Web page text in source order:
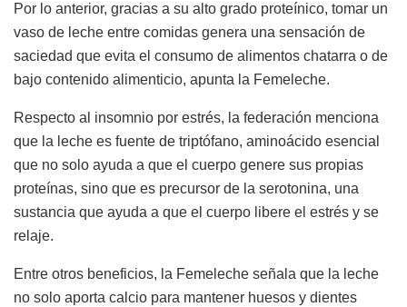
Por lo anterior, gracias a su alto grado proteínico, tomar un
vaso de leche entre comidas genera una sensación de
saciedad que evita el consumo de alimentos chatarra o de
bajo contenido alimenticio, apunta la Femeleche.
Respecto al insomnio por estrés, la federación menciona
que la leche es fuente de triptófano, aminoácido esencial
que no solo ayuda a que el cuerpo genere sus propias
proteínas, sino que es precursor de la serotonina, una
sustancia que ayuda a que el cuerpo libere el estrés y se
relaje.
Entre otros beneficios, la Femeleche señala que la leche
no solo aporta calcio para mantener huesos y dientes